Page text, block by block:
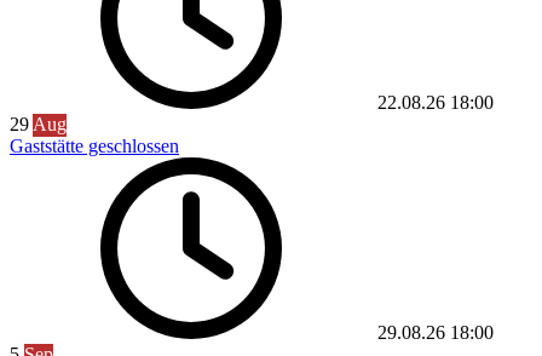
22.08.26 18:00
29 Aug
Gaststätte geschlossen
29.08.26 18:00